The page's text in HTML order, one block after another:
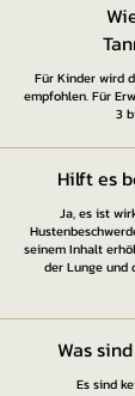
Für Kinder wird
empfohlen. Für
3
Hilft es
Ja, es ist
seinem Inhalt
der Lunge und
Was
Es sind